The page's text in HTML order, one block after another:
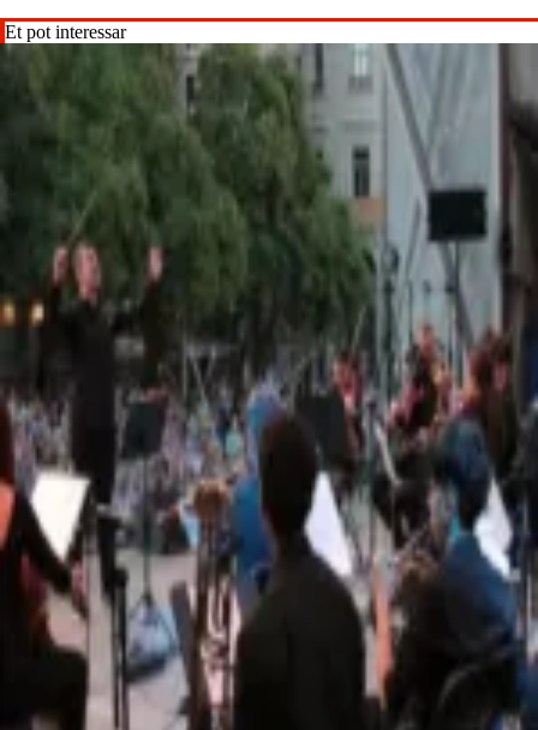
Et pot interessar